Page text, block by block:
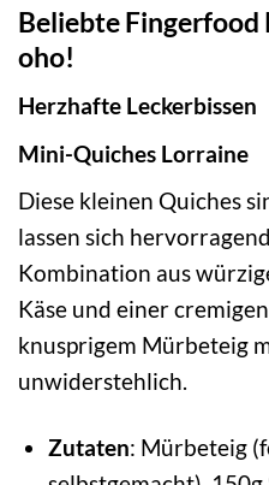
Beliebte Fingerfood
oho!
Herzhafte Leckerbissen
Mini-Quiches Lorraine
Diese kleinen Quiches
lassen sich
Kombination aus
Käse und einer
knusprigem Mürbeteig
unwiderstehlich.
Zutaten: Mürbeteig